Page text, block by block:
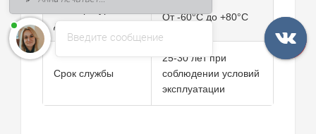
диапазон
От -60°C до +80°C
Срок службы
25-30 лет при
соблюдении условий
эксплуатации
Введите сообщение